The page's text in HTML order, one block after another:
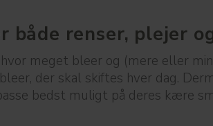
både renser, plejer
meget bleer og (mere eller
der skal skiftes hver dag.
bedst muligt på deres kære